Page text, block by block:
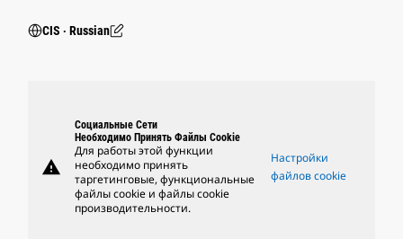
CIS ‧ Russian
warning
Социальные Сети
Необходимо Принять Файлы Cookie
Для работы этой функции
необходимо принять
таргетинговые, функциональные
файлы cookie и файлы cookie
производительности.
Настройки
файлов cookie